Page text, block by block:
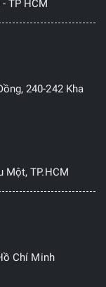
TP HCM
240-242 Kha
Một, TP.HCM
Chí Minh